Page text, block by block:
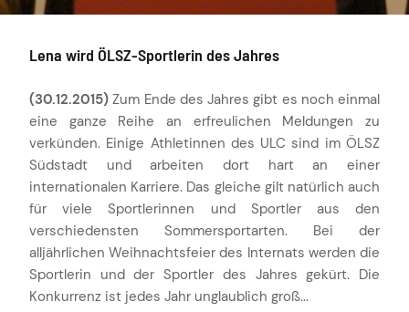
Lena wird ÖLSZ-Sportlerin des Jahres
(30.12.2015) Zum Ende des Jahres gibt es noch einmal
eine ganze Reihe an erfreulichen Meldungen zu
verkünden. Einige Athletinnen des ULC sind im ÖLSZ
Südstadt und arbeiten dort hart an einer
internationalen Karriere. Das gleiche gilt natürlich auch
für viele Sportlerinnen und Sportler aus den
verschiedensten Sommersportarten. Bei der
alljährlichen Weihnachtsfeier des Internats werden die
Sportlerin und der Sportler des Jahres gekürt. Die
Konkurrenz ist jedes Jahr unglaublich groß...